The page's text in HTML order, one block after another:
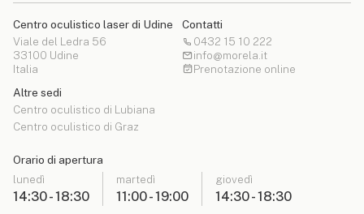
Centro oculistico laser di Udine
Viale del Ledra 56
33100 Udine
Italia
Altre sedi
Centro oculistico di Lubiana
Centro oculistico di Graz
Contatti
0432 15 10 222
info@morela.it
Prenotazione online
Orario di apertura
lunedì
14:30 - 18:30
martedì
11:00 - 19:00
giovedì
14:30 - 18:30